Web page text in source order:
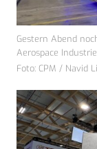
Gestern Abend
Aerospace
Foto: CPM / Navid